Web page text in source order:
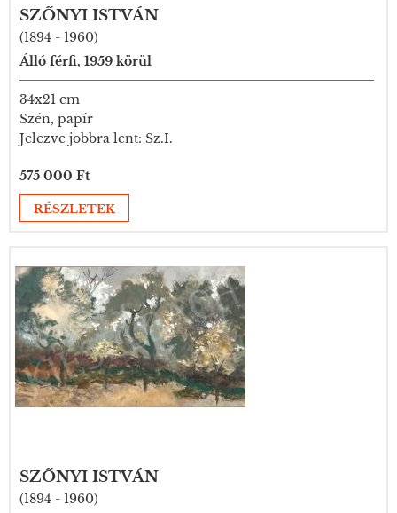
SZŐNYI ISTVÁN
(1894 - 1960)
Álló férfi, 1959 körül
34x21 cm
Szén, papír
Jelezve jobbra lent: Sz.I.
575 000 Ft
RÉSZLETEK
SZŐNYI ISTVÁN
(1894 - 1960)